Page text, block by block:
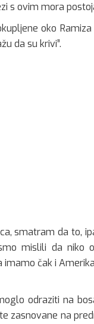
s ovim mora
oko
da su krivi”.
smatram da to,
mislili da niko
čak i
odraziti na
zasnovane na